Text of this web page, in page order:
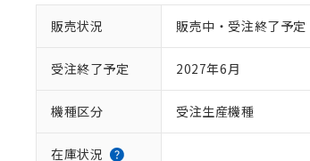
販売状況 販売中・受注終了予定
受注終了予定 2027年6月
機種区分 受注生産機種
在庫状況